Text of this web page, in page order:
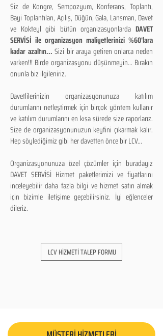
Siz de Kongre, Sempozyum, Konferans, Toplantı,
Bayi Toplantıları, Açılış, Düğün, Gala, Lansman, Davet
ve Kokteyl gibi bütün organizasyonlarda DAVET
SERVİSİ ile organizasyon maliyetlerinizi %60'lara
kadar azaltın...Sizi bir araya getiren onlarca neden
varken!!! Birde organizasyonu düşünmeyin... Bırakın
onunla biz ilgileniriz.
Davetlilerinizin organizasyonunuza katılım
durumlarını netleştirmek için birçok yöntem kullanır
ve katılım durumlarını en kısa sürede size raporlarız.
Size de organizasyonunuzun keyfini çıkarmak kalır.
Hep söylediğimiz gibi her davetten önce bir LCV...
Organizasyonunuza özel çözümler için buradayız
DAVET SERVİSİ Hizmet paketlerimizi ve fiyatlarını
inceleyebilir daha fazla bilgi ve hizmet satın almak
için bizimle iletişime geçebilirsiniz. İyi eğlenceler
dileriz.
LCV HİZMETİ TALEP FORMU